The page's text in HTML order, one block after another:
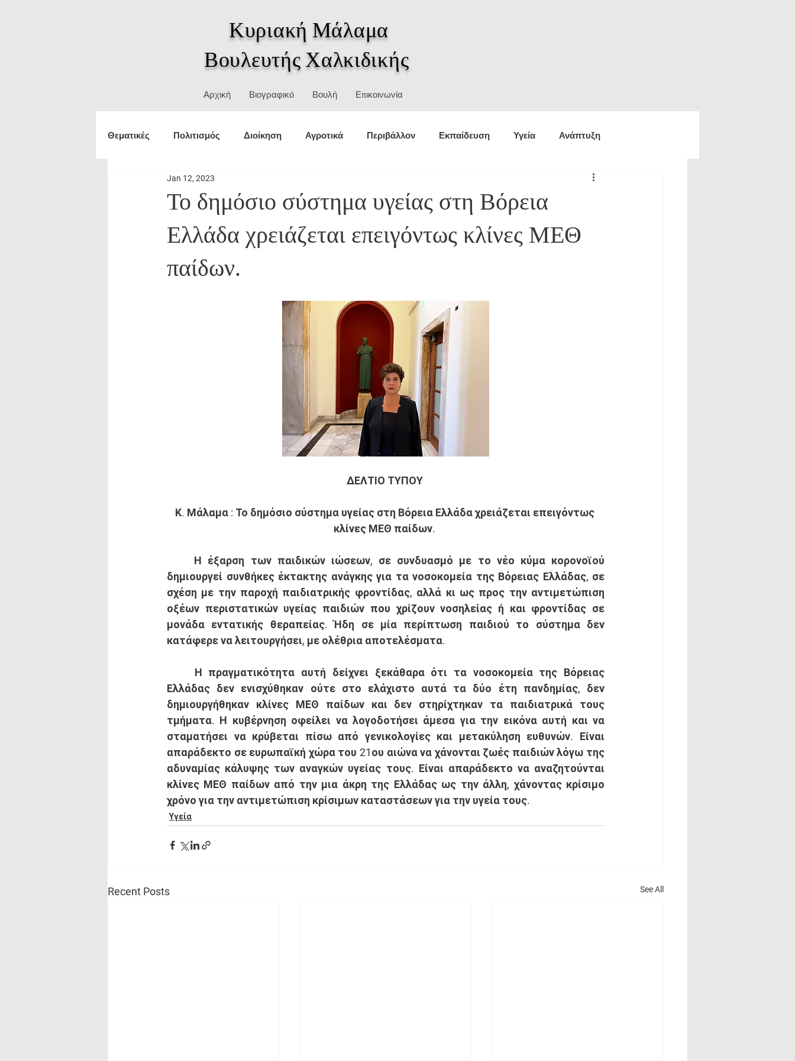
Κυριακή Μάλαμα
Βουλευτής Χαλκιδικής
Αρχική Βιογραφικό Βουλή Επικοινωνία
Θεματικές Πολιτισμός Διοίκηση Αγροτικά Περιβάλλον Εκπαίδευση Υγεία Ανάπτυξη
Τουρισμός εξωτερικές υποθέσεις Οικονομία
Δικαιώματα ΥΜΑΘ Θεσμοί Ιστορία
Το δημόσιο σύστημα υγείας στη Βόρεια
Ελλάδα χρειάζεται επειγόντως κλίνες ΜΕΘ
παίδων.
Jan 12, 2023
ΔΕΛΤΙΟ ΤΥΠΟΥ
Κ. Μάλαμα : Το δημόσιο σύστημα υγείας στη Βόρεια Ελλάδα χρειάζεται επειγόντως
κλίνες ΜΕΘ παίδων.
δημιουργεί συνθήκες έκτακτης ανάγκης για τα νοσοκομεία της Βόρειας Ελλάδας, σε
σχέση με την παροχή παιδιατρικής φροντίδας, αλλά κι ως προς την αντιμετώπιση
οξέων περιστατικών υγείας παιδιών που χρίζουν νοσηλείας ή και φροντίδας σε
μονάδα εντατικής θεραπείας. Ήδη σε μία περίπτωση παιδιού το σύστημα δεν
κατάφερε να λειτουργήσει, με ολέθρια αποτελέσματα.
Ελλάδας δεν ενισχύθηκαν ούτε στο ελάχιστο αυτά τα δύο έτη πανδημίας, δεν
δημιουργήθηκαν κλίνες ΜΕΘ παίδων και δεν στηρίχτηκαν τα παιδιατρικά τους
τμήματα. Η κυβέρνηση οφείλει να λογοδοτήσει άμεσα για την εικόνα αυτή και να
σταματήσει να κρύβεται πίσω από γενικολογίες και μετακύληση ευθυνών. Είναι
απαράδεκτο σε ευρωπαϊκή χώρα του 21ου αιώνα να χάνονται ζωές παιδιών λόγω της
αδυναμίας κάλυψης των αναγκών υγείας τους. Είναι απαράδεκτο να αναζητούνται
κλίνες ΜΕΘ παίδων από την μια άκρη της Ελλάδας ως την άλλη, χάνοντας κρίσιμο
χρόνο για την αντιμετώπιση κρίσιμων καταστάσεων για την υγεία τους.
Υγεία
Recent Posts See All